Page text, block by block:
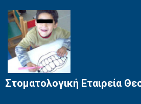
Στοματολογική Εταιρεία